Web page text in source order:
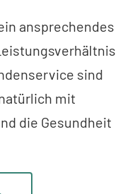
ansprechendes
sind
mit
die Gesundheit